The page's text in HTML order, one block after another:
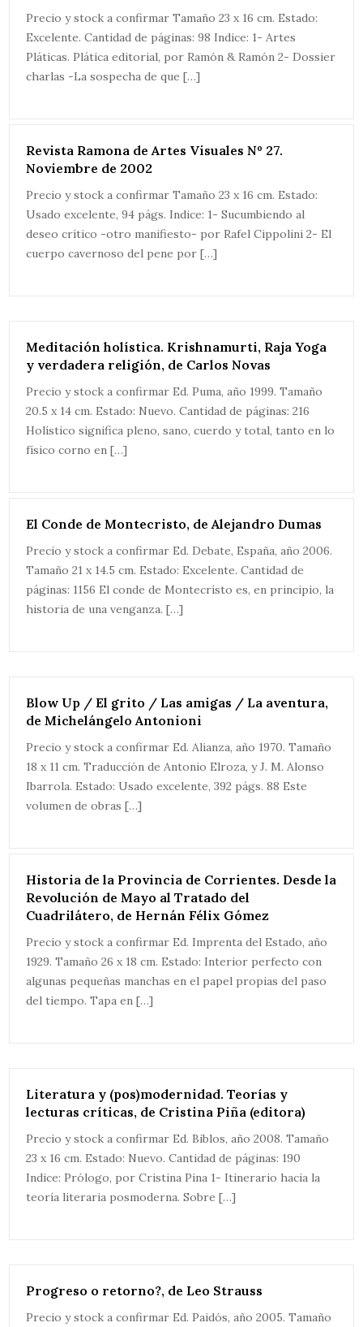
Precio y stock a confirmar Tamaño 23 x 16 cm. Estado:
Excelente. Cantidad de páginas: 98 Indice: 1- Artes
Pláticas. Plática editorial, por Ramón & Ramón 2- Dossier
charlas -La sospecha de que […]
Revista Ramona de Artes Visuales Nº 27.
Noviembre de 2002
Precio y stock a confirmar Tamaño 23 x 16 cm. Estado:
Usado excelente, 94 págs. Indice: 1- Sucumbiendo al
deseo crítico -otro manifiesto- por Rafel Cippolini 2- El
cuerpo cavernoso del pene por […]
Meditación holística. Krishnamurti, Raja Yoga
y verdadera religión, de Carlos Novas
Precio y stock a confirmar Ed. Puma, año 1999. Tamaño
20.5 x 14 cm. Estado: Nuevo. Cantidad de páginas: 216
Holístico significa pleno, sano, cuerdo y total, tanto en lo
físico corno en […]
El Conde de Montecristo, de Alejandro Dumas
Precio y stock a confirmar Ed. Debate, España, año 2006.
Tamaño 21 x 14.5 cm. Estado: Excelente. Cantidad de
páginas: 1156 El conde de Montecrísto es, en principio, la
historia de una venganza. […]
Blow Up / El grito / Las amigas / La aventura,
de Michelángelo Antonioni
Precio y stock a confirmar Ed. Alianza, año 1970. Tamaño
18 x 11 cm. Traducción de Antonio Elroza, y J. M. Alonso
Ibarrola. Estado: Usado excelente, 392 págs. 88 Este
volumen de obras […]
Historia de la Provincia de Corrientes. Desde la
Revolución de Mayo al Tratado del
Cuadrilátero, de Hernán Félix Gómez
Precio y stock a confirmar Ed. Imprenta del Estado, año
1929. Tamaño 26 x 18 cm. Estado: Interior perfecto con
algunas pequeñas manchas en el papel propias del paso
del tiempo. Tapa en […]
Literatura y (pos)modernidad. Teorías y
lecturas críticas, de Cristina Piña (editora)
Precio y stock a confirmar Ed. Biblos, año 2008. Tamaño
23 x 16 cm. Estado: Nuevo. Cantidad de páginas: 190
Indice: Prólogo, por Cristina Pina 1- Itinerario hacia la
teoría literaria posmoderna. Sobre […]
Progreso o retorno?, de Leo Strauss
Precio y stock a confirmar Ed. Paidós, año 2005. Tamaño